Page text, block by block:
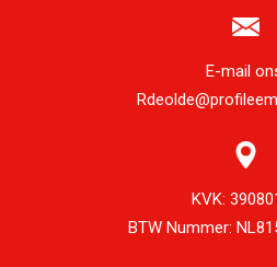
E-mail
KVK:
BTW Nummer: